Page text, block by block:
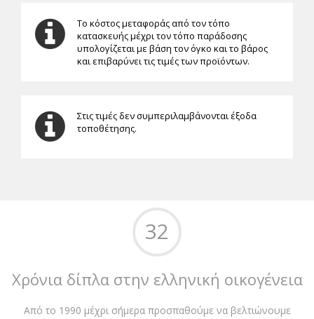
Το κόστος μεταφοράς από τον τόπο
κατασκευής μέχρι τον τόπο παράδοσης
υπολογίζεται με βάση τον όγκο και το βάρος
και επιβαρύνει τις τιμές των προϊόντων.
Στις τιμές δεν συμπεριλαμβάνονται έξοδα
τοποθέτησης.
32
Χρόνια δίπλα στην ελληνική οικογένεια
Από το 1990 μέχρι σήμερα προσπαθούμε να βελτιώνουμε